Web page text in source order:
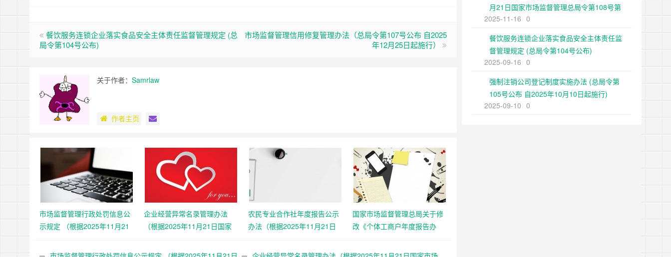
餐饮服务连锁企业落实食品安全主体责任监督管理规定 (总
局令第104号公布)
市场监督管理信用修复管理办法（总局令第107号公布 自2025
年12月25日起施行）
关于作者： Samrlaw
作者主页
市场监督管理行政处罚信息公
示规定 （根据2025年11月21
108号第二次修正）
企业经营异常名录管理办法
（根据2025年11月21日国家
第二次修正）
农民专业合作社年度报告公示
办法（根据2025年11月21日
108号第二次修正）
国家市场监督管理总局关于修
改《个体工商户年度报告办
令第108号公布 自2025年12月
月21日国家市场监督管理总局令第108号第
二次修正）
2025-11-16 0
餐饮服务连锁企业落实食品安全主体责任监
督管理规定 (总局令第104号公布)
2025-09-16 0
强制注销公司登记制度实施办法 (总局令第
105号公布 自2025年10月10日起施行)
2025-09-10 0